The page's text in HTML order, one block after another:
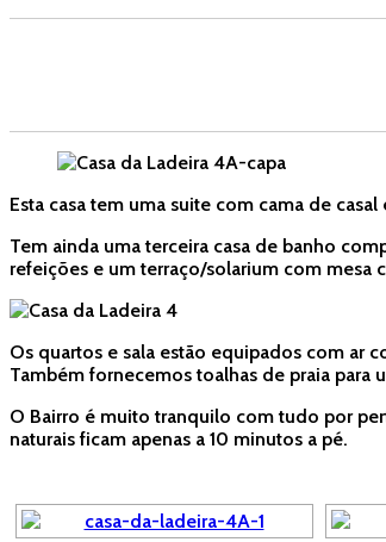
Esta casa tem uma suite com cama de
Tem ainda uma terceira casa de banho
refeições e um terraço/solarium com mesa
Os quartos e sala estão equipados com ar
Também fornecemos toalhas de praia para
O Bairro é muito tranquilo com tudo por
naturais ficam apenas a 10 minutos a pé.